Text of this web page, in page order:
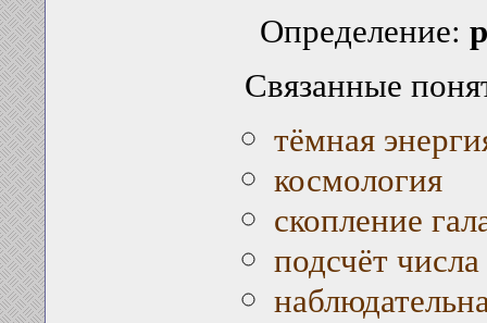
Определение:
Связанные
тёмная
космология
скопление
подсчёт